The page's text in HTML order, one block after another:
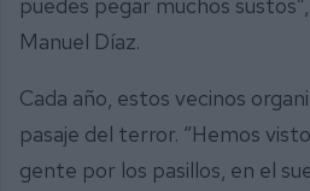
Manuel Díaz.
Cada año, estos vecinos
pasaje del terror. “Hemos
gente por los pasillos, en el